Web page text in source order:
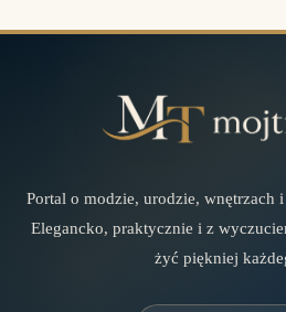
Portal o modzie, urodzie, wnętrzach
Elegancko, praktycznie i z
żyć piękniej